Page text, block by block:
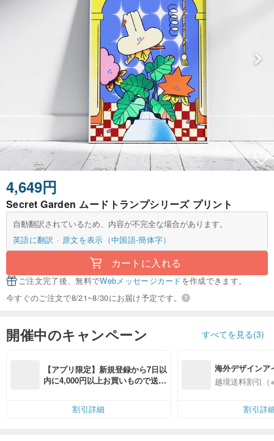
4,649円
Secret Garden ムードトランプシリーズ プリント
自動翻訳されているため、内容が不完全な場合があります。
英語に翻訳
原文を表示（中国語-簡体字）
カートに入れる
ご注文完了後、無料でWebメッセージカードを作成できます。
今すぐのご注文で8/21~8/30にお届け予定です。
開催中のキャンペーン すべてを見る(3)
【アプリ限定】新規登録から7日以
内に4,000円以上お買いもので送料
割引詳細
海外デザインア
入
越境送料割引（
割引詳